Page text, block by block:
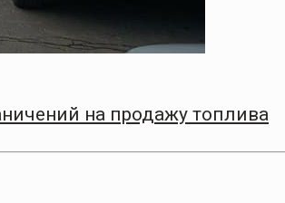
на продажу топлива